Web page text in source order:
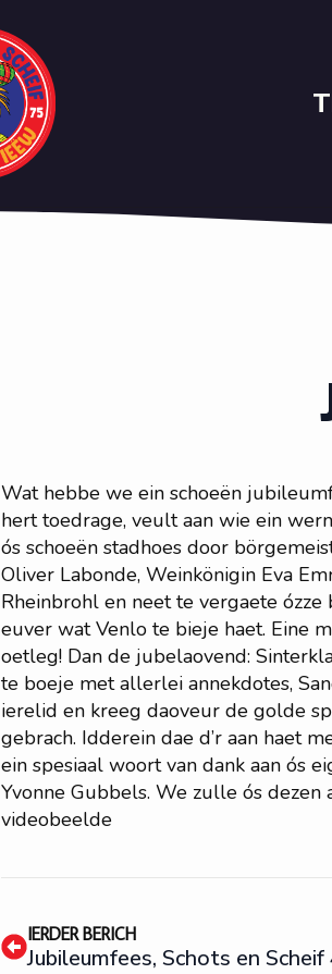
Wat hebbe we ein schoeën
hert toedrage, veult aan wie ein
ós schoeën stadhoes door
Oliver Labonde, Weinkönigin Eva
Rheinbrohl en neet te vergaete ózze
euver wat Venlo te bieje haet. Eine
oetleg! Dan de jubelaovend:
te boeje met allerlei annekdotes,
ierelid en kreeg daoveur de golde
gebrach. Idderein dae d’r aan haet
ein spesiaal woort van dank aan ós
Yvonne Gubbels. We zulle ós dezen
videobeelde
IERDER BERICH
Jubileumfees, Schots en